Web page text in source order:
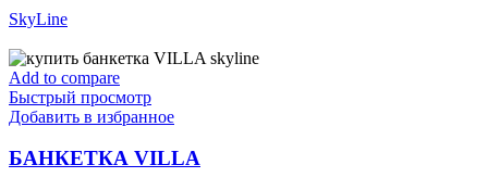
SkyLine
Add to compare
Быстрый просмотр
Добавить в избранное
БАНКЕТКА VILLA